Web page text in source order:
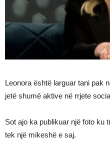
Leonora është larguar tani pak
jetë shumë aktive në rrjete
Sot ajo ka publikuar një foto ku
tek një mikeshë e saj.